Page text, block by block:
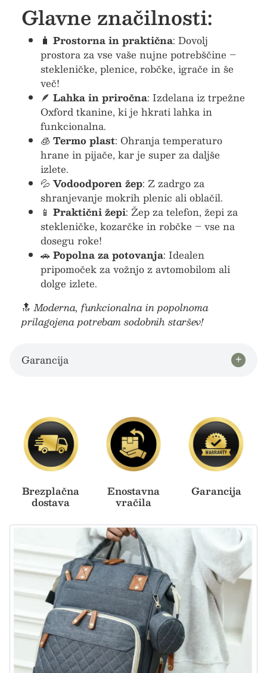
Glavne značilnosti:
🧳 Prostorna in praktična: Dovolj
prostora za vse vaše nujne potrebščine –
stekleničke, plenice, robčke, igrače in še
več!
🪶 Lahka in priročna: Izdelana iz trpežne
Oxford tkanine, ki je hkrati lahka in
funkcionalna.
🧊 Termo plast: Ohranja temperaturo
hrane in pijače, kar je super za daljše
izlete.
💦 Vodoodporen žep: Z zadrgo za
shranjevanje mokrih plenic ali oblačil.
📱 Praktični žepi: Žep za telefon, žepi za
stekleničke, kozarčke in robčke – vse na
dosegu roke!
🚗 Popolna za potovanja: Idealen
pripomoček za vožnjo z avtomobilom ali
dolge izlete.
🔝Moderna, funkcionalna in popolnoma
prilagojena potrebam sodobnih staršev!
Garancija
Brezplačna
dostava
Enostavna
vračila
Garancija